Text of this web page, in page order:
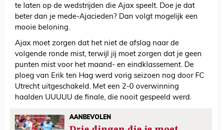
te laten op de wedstrijden die Ajax speelt. Doe je dat
beter dan je mede-Ajacieden? Dan volgt mogelijk een
mooie beloning.
Ajax moet zorgen dat het niet de afslag naar de
volgende ronde mist, terwijl jij moet zorgen dat je geen
punten mist voor het maand- en eindklassement. De
ploeg van Erik ten Hag werd vorig seizoen nog door FC
Utrecht uitgeschakeld. Met een 2-0 overwinning
haalden UUUUU de finale, die nooit gespeeld werd.
AANBEVOLEN